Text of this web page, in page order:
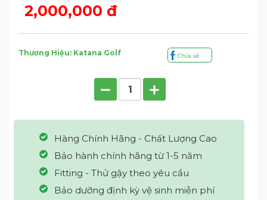
2,000,000 đ
Thương Hiệu: Katana Golf Chia sẻ
Hàng Chính Hãng - Chất Lượng Cao
Bảo hành chính hãng từ 1-5 năm
Fitting - Thử gậy theo yêu cầu
Bảo dưỡng định kỳ vệ sinh miễn phí